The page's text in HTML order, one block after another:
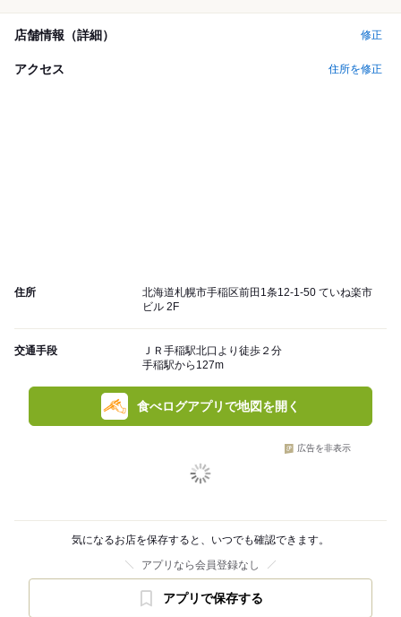
店舗情報（詳細） 修正
アクセス 住所を修正
住所
北海道札幌市手稲区前田1条12-1-50 ていね楽市
ビル 2F
交通手段
ＪＲ手稲駅北口より徒歩２分
手稲駅から127m
食べログアプリで地図を開く
広告を非表示
気になるお店を保存すると、いつでも確認できます。
アプリなら会員登録なし
アプリで保存する